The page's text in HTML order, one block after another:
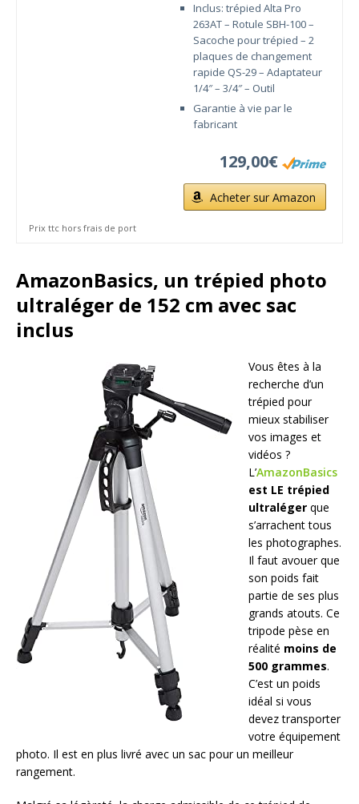
Inclus: trépied Alta Pro
263AT – Rotule SBH-100 –
Sacoche pour trépied – 2
plaques de changement
rapide QS-29 – Adaptateur
1/4″ – 3/4″ – Outil
Garantie à vie par le
fabricant
129,00€
Acheter sur Amazon
Prix ttc hors frais de port
AmazonBasics, un trépied photo
ultraléger de 152 cm avec sac
inclus
Vous êtes à la
recherche d’un
trépied pour
mieux stabiliser
vos images et
vidéos ?
L’AmazonBasics
est LE trépied
ultraléger que
s’arrachent tous
les photographes.
Il faut avouer que
son poids fait
partie de ses plus
grands atouts. Ce
tripode pèse en
réalité moins de
500 grammes.
C’est un poids
idéal si vous
devez transporter
votre équipement
photo. Il est en plus livré avec un sac pour un meilleur
rangement.